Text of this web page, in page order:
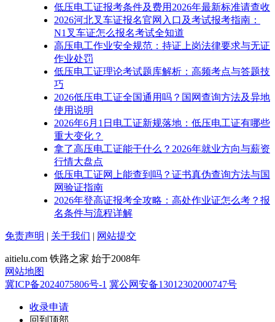
低压电工证报考条件及费用2026年最新标准请查收
2026河北叉车证报名官网入口及考试报考指南：
N1叉车证怎么报名考试全知道
高压电工作业安全规范：持证上岗法律要求与无证
作业处罚
低压电工证理论考试题库解析：高频考点与答题技
巧
2026低压电工证全国通用吗？国网查询方法及异地
使用说明
2026年6月1日电工证新规落地：低压电工证有哪些
重大变化？
拿了高压电工证能干什么？2026年就业方向与薪资
行情大盘点
低压电工证网上能查到吗？证书真伪查询方法与国
网验证指南
2026年登高证报考全攻略：高处作业证怎么考？报
名条件与流程详解
免责声明 | 关于我们 | 网站提交
aitielu.com 铁路之家 始于2008年
网站地图
冀ICP备2024075806号-1 冀公网安备13012302000747号
收录申请
回到顶部